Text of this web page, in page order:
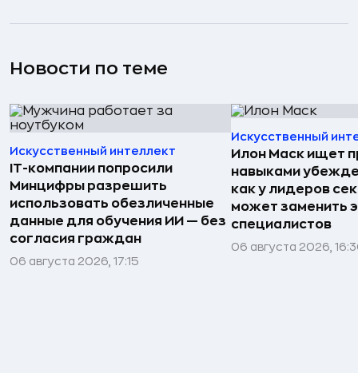
Новости по теме
Искусственный интеллект
IT-компании попросили
Минцифры разрешить
использовать обезличенные
данные для обучения ИИ — без
согласия граждан
06 августа 2026, 17:15
Искусственный
Илон Маск ищет
навыками
как у лидеров
может заменить
специалистов
06 августа 2026,